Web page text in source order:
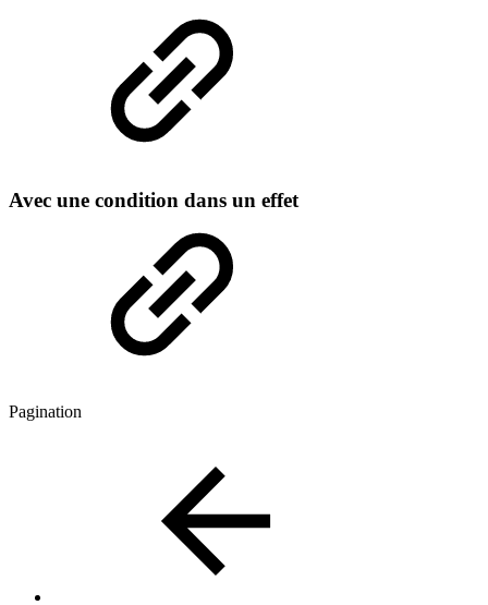
Avec une condition dans un effet
Pagination